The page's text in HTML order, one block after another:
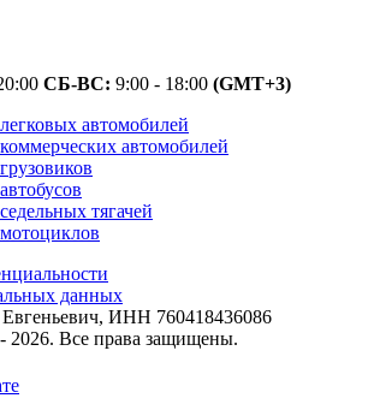
СБ-ВС: 9:00 - 18:00 (GMT+3)
автомобилей
автомобилей
тягачей
данных
ИНН 760418436086
2026. Все права защищены.